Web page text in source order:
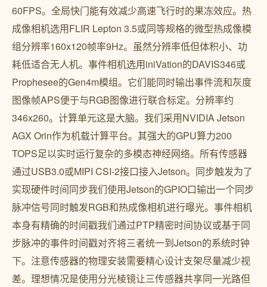
60FPS。全局快门能有效减少高速飞行时的果冻效应。热
成像相机选用FLIR Lepton 3.5或同等规格的微型热成像模
组分辨率160x120帧率9Hz。虽然分辨率低但体积小、功
耗低适合无人机。事件相机选用iniVation的DAVIS346或
Prophesee的Gen4m模组。它们能同时输出事件流和灰度
图像帧APS便于与RGB图像进行联合标定。分辨率约
346x260。计算单元这是大脑。我们采用NVIDIA Jetson
AGX Orin作为机载计算平台。其强大的GPU算力200
TOPS足以实时运行复杂的多模态神经网络。所有传感器
通过USB3.0或MIPI CSI-2接口接入Jetson。同步触发为了
实现硬件时间同步我们使用Jetson的GPIO口输出一个同步
脉冲信号同时触发RGB和热成像相机进行曝光。事件相机
本身有精确的时间戳我们通过PTP精密时间协议或基于同
步脉冲的事件时间戳对齐将三者统一到Jetson的系统时钟
下。注意传感器的物理安装需要精心设计支架尽量减少视
差。理想情况是使用分光棱镜让三传感器共享同一光路但